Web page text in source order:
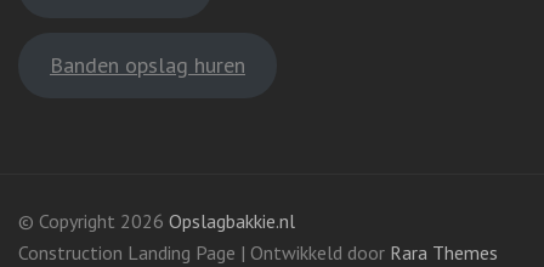
Banden opslag huren
© Copyright 2026 Opslagbakkie.nl
Construction Landing Page | Ontwikkeld door Rara Themes